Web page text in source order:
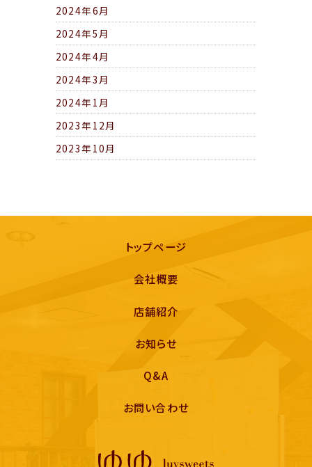
2024年6月
2024年5月
2024年4月
2024年3月
2024年1月
2023年12月
2023年10月
トップページ
会社概要
店舗紹介
お知らせ
Q&A
お問い合わせ